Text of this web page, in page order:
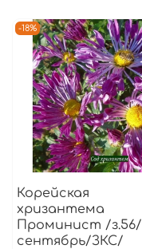
-18%
Корейская
хризантема
Проминист /з.56/
сентябрь/ЗКС/